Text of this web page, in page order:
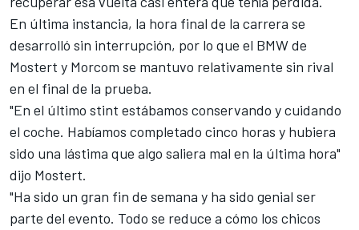
En última instancia, la hora final de la carrera se
desarrolló sin interrupción, por lo que el BMW de
Mostert y Morcom se mantuvo relativamente sin rival
en el final de la prueba.
"En el último stint estábamos conservando y cuidando
el coche. Habíamos completado cinco horas y hubiera
sido una lástima que algo saliera mal en la última hora"
dijo Mostert.
"Ha sido un gran fin de semana y ha sido genial ser
parte del evento. Todo se reduce a cómo los chicos